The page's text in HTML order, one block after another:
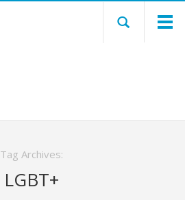
Tag Archives:
LGBT+